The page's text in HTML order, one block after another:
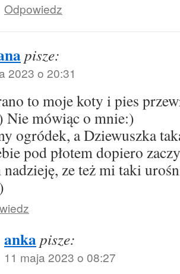
Odpowiedz
pisze:
2023 o 20:31
to moje koty i pies
Nie mówiąc o mnie:)
ogródek, a Dziewuszka
pod płotem dopiero
nadzieję, ze też mi taki
ankapisze:
11 maja 2023 o 08:27